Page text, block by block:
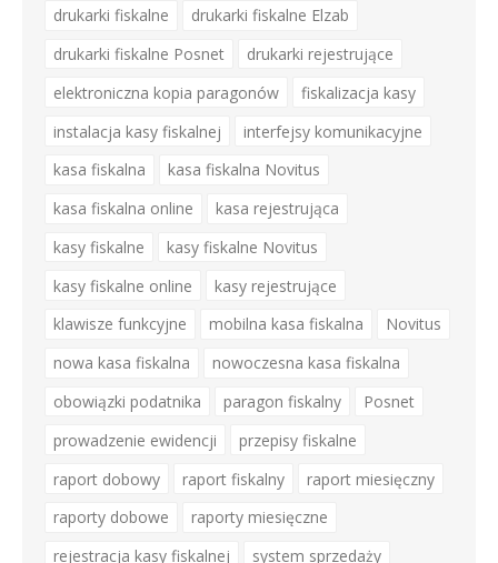
drukarki fiskalne
drukarki fiskalne Elzab
drukarki fiskalne Posnet
drukarki rejestrujące
elektroniczna kopia paragonów
fiskalizacja kasy
instalacja kasy fiskalnej
interfejsy komunikacyjne
kasa fiskalna
kasa fiskalna Novitus
kasa fiskalna online
kasa rejestrująca
kasy fiskalne
kasy fiskalne Novitus
kasy fiskalne online
kasy rejestrujące
klawisze funkcyjne
mobilna kasa fiskalna
Novitus
nowa kasa fiskalna
nowoczesna kasa fiskalna
obowiązki podatnika
paragon fiskalny
Posnet
prowadzenie ewidencji
przepisy fiskalne
raport dobowy
raport fiskalny
raport miesięczny
raporty dobowe
raporty miesięczne
rejestracja kasy fiskalnej
system sprzedaży